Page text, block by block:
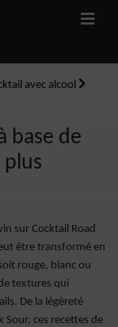
avec alcool
base de
plus
sur Cocktail Road
être transformé en
rouge, blanc ou
textures qui
De la légèreté
ces recettes de